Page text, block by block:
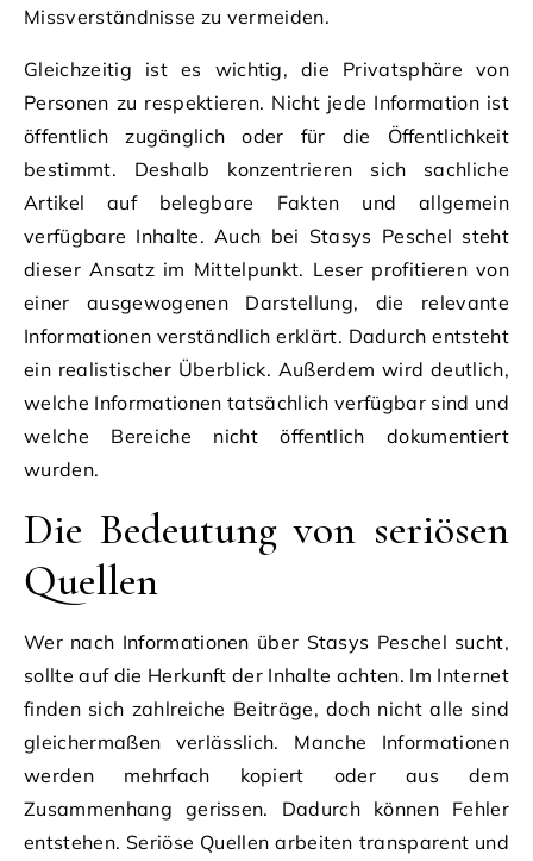
Missverständnisse zu vermeiden.
Gleichzeitig ist es wichtig, die Privatsphäre von
Personen zu respektieren. Nicht jede Information ist
öffentlich zugänglich oder für die Öffentlichkeit
bestimmt. Deshalb konzentrieren sich sachliche
Artikel auf belegbare Fakten und allgemein
verfügbare Inhalte. Auch bei Stasys Peschel steht
dieser Ansatz im Mittelpunkt. Leser profitieren von
einer ausgewogenen Darstellung, die relevante
Informationen verständlich erklärt. Dadurch entsteht
ein realistischer Überblick. Außerdem wird deutlich,
welche Informationen tatsächlich verfügbar sind und
welche Bereiche nicht öffentlich dokumentiert
wurden.
Die Bedeutung von seriösen
Quellen
Wer nach Informationen über Stasys Peschel sucht,
sollte auf die Herkunft der Inhalte achten. Im Internet
finden sich zahlreiche Beiträge, doch nicht alle sind
gleichermaßen verlässlich. Manche Informationen
werden mehrfach kopiert oder aus dem
Zusammenhang gerissen. Dadurch können Fehler
entstehen. Seriöse Quellen arbeiten transparent und